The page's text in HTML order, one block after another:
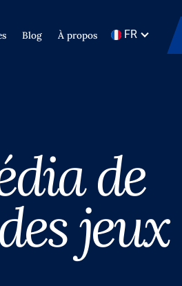
Blog À propos FR
de